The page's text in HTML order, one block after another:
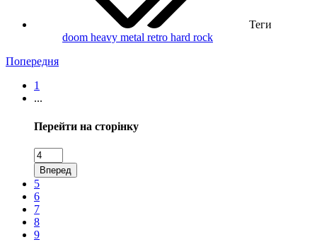
Теги
doom heavy metal retro hard rock
Попередня
1
...
Перейти на сторінку
Вперед
5
6
7
8
9